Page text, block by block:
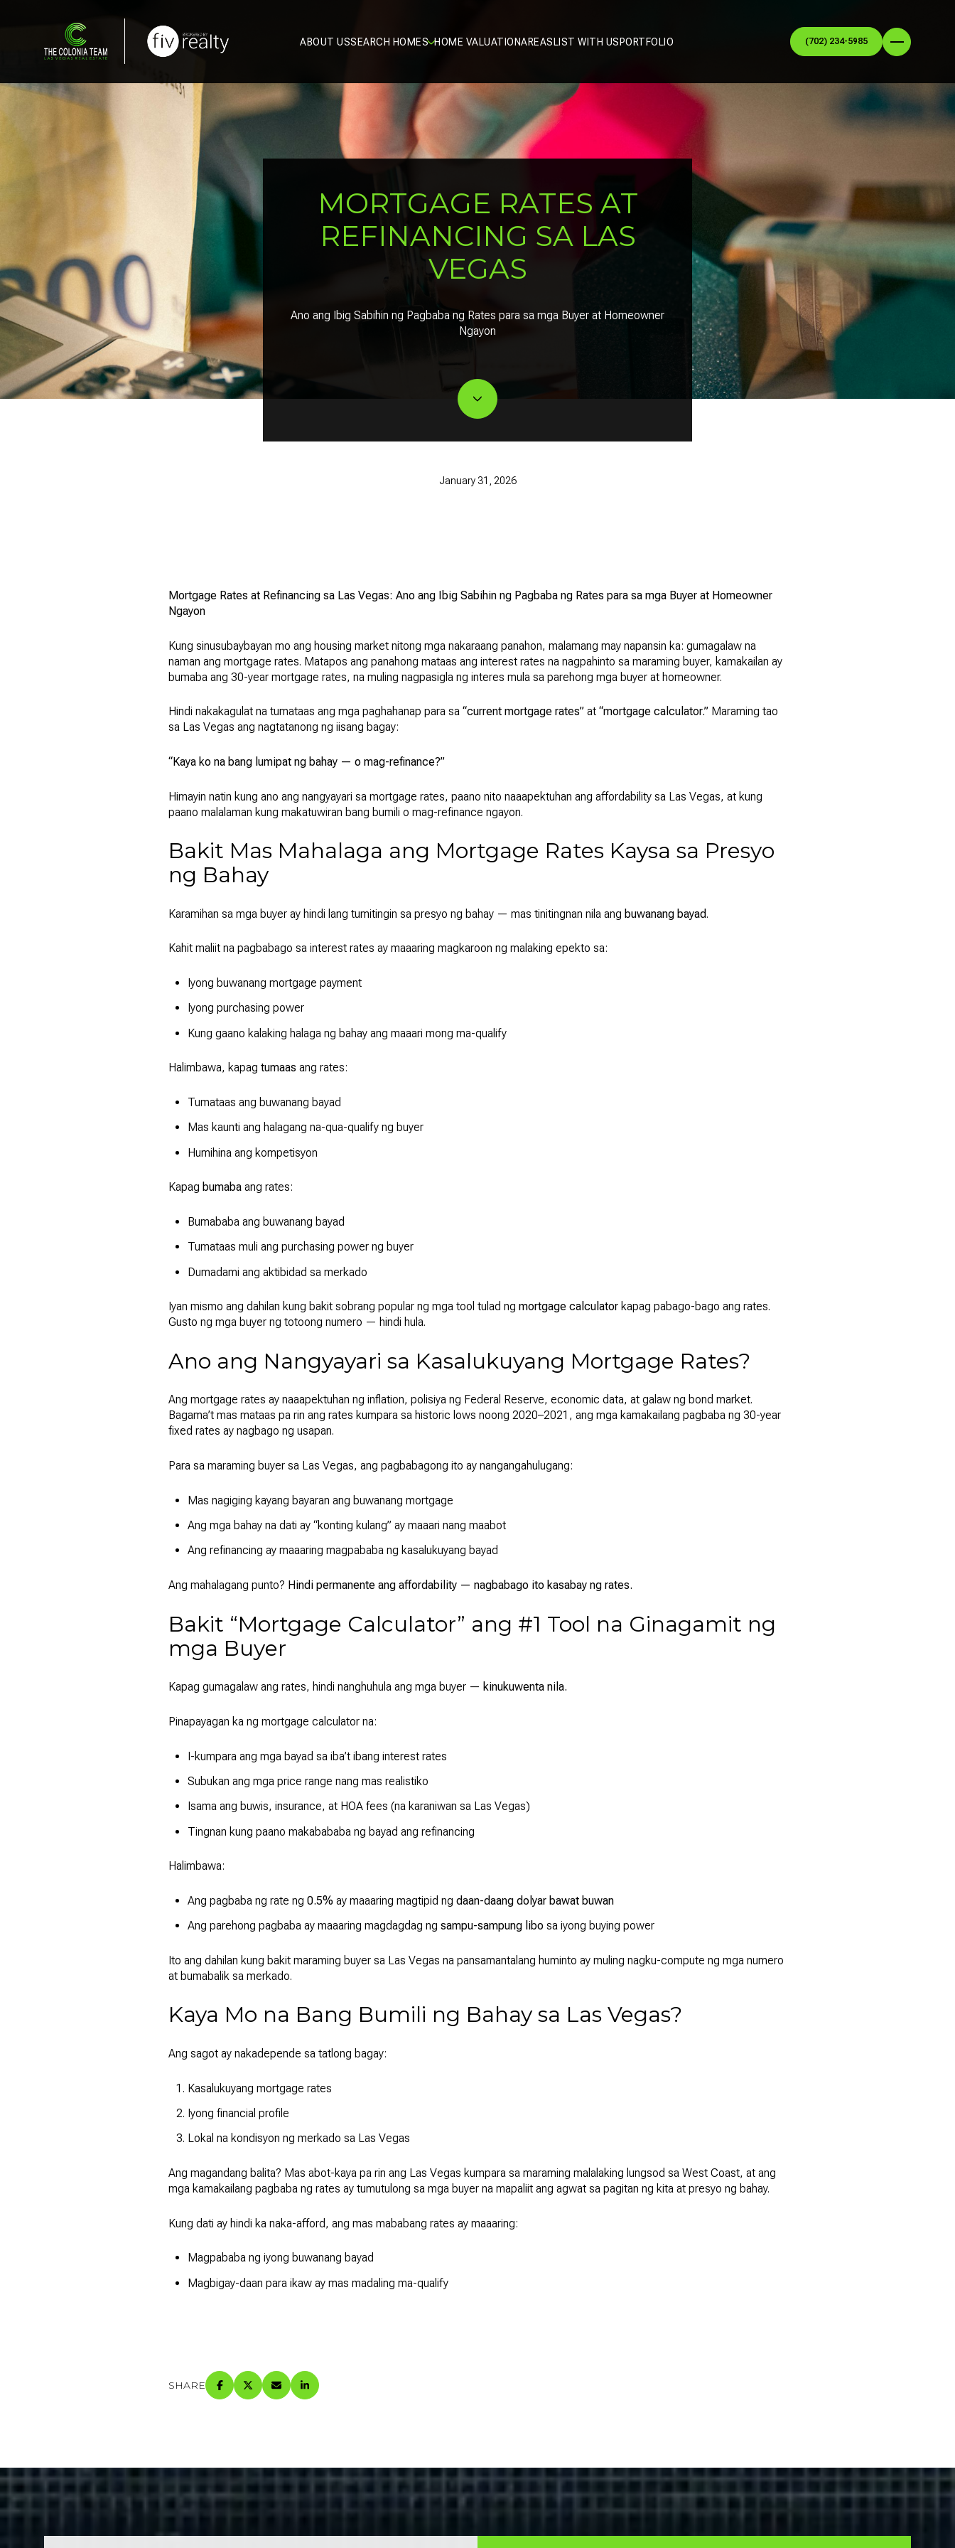
ABOUT USSEARCH HOMES HOME VALUATIONAREASLIST WITH USPORTFOLIO (702) 234-5985
MORTGAGE RATES AT
REFINANCING SA LAS
VEGAS
Ano ang Ibig Sabihin ng Pagbaba ng Rates para sa mga Buyer at Homeowner
Ngayon
January 31, 2026
Mortgage Rates at Refinancing sa Las Vegas: Ano ang Ibig Sabihin ng Pagbaba ng Rates para sa mga Buyer at Homeowner
Ngayon
Kung sinusubaybayan mo ang housing market nitong mga nakaraang panahon, malamang may napansin ka: gumagalaw na
naman ang mortgage rates. Matapos ang panahong mataas ang interest rates na nagpahinto sa maraming buyer, kamakailan ay
bumaba ang 30-year mortgage rates, na muling nagpasigla ng interes mula sa parehong mga buyer at homeowner.
Hindi nakakagulat na tumataas ang mga paghahanap para sa “current mortgage rates” at “mortgage calculator.” Maraming tao
sa Las Vegas ang nagtatanong ng iisang bagay:
“Kaya ko na bang lumipat ng bahay — o mag-refinance?”
Himayin natin kung ano ang nangyayari sa mortgage rates, paano nito naaapektuhan ang affordability sa Las Vegas, at kung
paano malalaman kung makatuwiran bang bumili o mag-refinance ngayon.
Bakit Mas Mahalaga ang Mortgage Rates Kaysa sa Presyo
ng Bahay
Karamihan sa mga buyer ay hindi lang tumitingin sa presyo ng bahay — mas tinitingnan nila ang buwanang bayad.
Kahit maliit na pagbabago sa interest rates ay maaaring magkaroon ng malaking epekto sa:
Iyong buwanang mortgage payment
Iyong purchasing power
Kung gaano kalaking halaga ng bahay ang maaari mong ma-qualify
Halimbawa, kapag tumaas ang rates:
Tumataas ang buwanang bayad
Mas kaunti ang halagang na-qua-qualify ng buyer
Humihina ang kompetisyon
Kapag bumaba ang rates:
Bumababa ang buwanang bayad
Tumataas muli ang purchasing power ng buyer
Dumadami ang aktibidad sa merkado
Iyan mismo ang dahilan kung bakit sobrang popular ng mga tool tulad ng mortgage calculator kapag pabago-bago ang rates.
Gusto ng mga buyer ng totoong numero — hindi hula.
Ano ang Nangyayari sa Kasalukuyang Mortgage Rates?
Ang mortgage rates ay naaapektuhan ng inflation, polisiya ng Federal Reserve, economic data, at galaw ng bond market.
Bagama’t mas mataas pa rin ang rates kumpara sa historic lows noong 2020–2021, ang mga kamakailang pagbaba ng 30-year
fixed rates ay nagbago ng usapan.
Para sa maraming buyer sa Las Vegas, ang pagbabagong ito ay nangangahulugang:
Mas nagiging kayang bayaran ang buwanang mortgage
Ang mga bahay na dati ay “konting kulang” ay maaari nang maabot
Ang refinancing ay maaaring magpababa ng kasalukuyang bayad
Ang mahalagang punto? Hindi permanente ang affordability — nagbabago ito kasabay ng rates.
Bakit “Mortgage Calculator” ang #1 Tool na Ginagamit ng
mga Buyer
Kapag gumagalaw ang rates, hindi nanghuhula ang mga buyer — kinukuwenta nila.
Pinapayagan ka ng mortgage calculator na:
I-kumpara ang mga bayad sa iba’t ibang interest rates
Subukan ang mga price range nang mas realistiko
Isama ang buwis, insurance, at HOA fees (na karaniwan sa Las Vegas)
Tingnan kung paano makabababa ng bayad ang refinancing
Halimbawa:
Ang pagbaba ng rate ng 0.5%ay maaaring magtipid ng daan-daang dolyar bawat buwan
Ang parehong pagbaba ay maaaring magdagdag ng sampu-sampung libosa iyong buying power
Ito ang dahilan kung bakit maraming buyer sa Las Vegas na pansamantalang huminto ay muling nagku-compute ng mga numero
at bumabalik sa merkado.
Kaya Mo na Bang Bumili ng Bahay sa Las Vegas?
Ang sagot ay nakadepende sa tatlong bagay:
Kasalukuyang mortgage rates
Iyong financial profile
Lokal na kondisyon ng merkado sa Las Vegas
Ang magandang balita? Mas abot-kaya pa rin ang Las Vegas kumpara sa maraming malalaking lungsod sa West Coast, at ang
mga kamakailang pagbaba ng rates ay tumutulong sa mga buyer na mapaliit ang agwat sa pagitan ng kita at presyo ng bahay.
Kung dati ay hindi ka naka-afford, ang mas mababang rates ay maaaring:
Magpababa ng iyong buwanang bayad
Magbigay-daan para ikaw ay mas madaling ma-qualify
SHARE